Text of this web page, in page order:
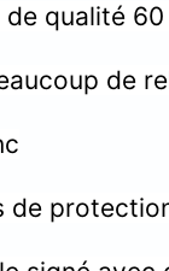
qualité
de
de